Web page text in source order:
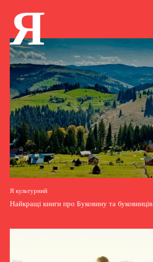
Я
Я культурний
Найкращі книги про Буковину та буковинців